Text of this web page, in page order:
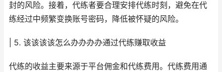
封的风险。接着，代练者要合理安排代练时刻，避免在代
练经过中频繁变换账号密码，降低被怀疑的风险。
| 5. 该该该该怎么办办办办通过代练赚取收益
代练的收益主要来源于平台佣金和代练费用。代练费用通